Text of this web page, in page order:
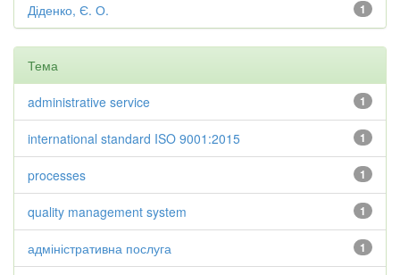
1
Діденко, Є. О.
Тема
1
administrative service
1
international standard ISO 9001:2015
1
processes
1
quality management system
1
адміністративна послуга